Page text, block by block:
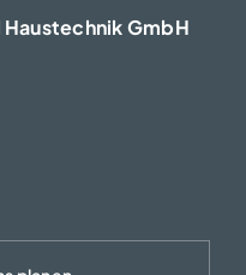
GmbH